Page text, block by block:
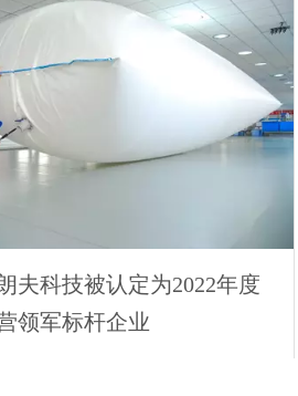
夫科技被认定为2022年度
领军标杆企业